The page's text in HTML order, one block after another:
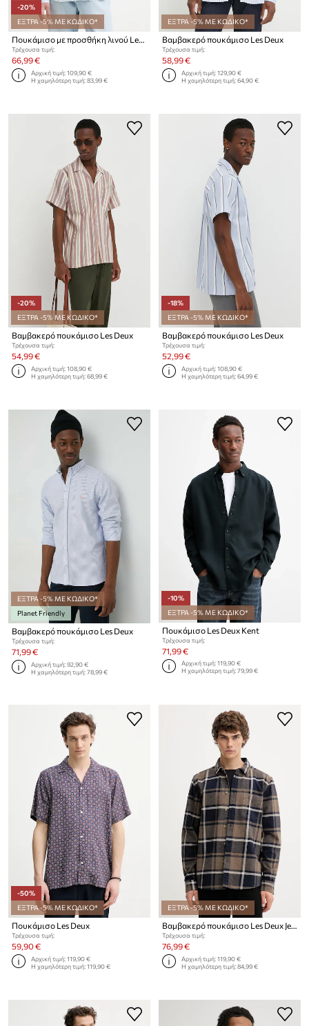
-20%
ΕΞΤΡΑ -5% ΜΕ ΚΩΔΙΚΟ*
Πουκάμισο με προσθήκη λινού Les Deux Konrad
Τρέχουσα τιμή:
66,99 €
Αρχική τιμή:109,90 €
Η χαμηλότερη τιμή:83,99 €
ΕΞΤΡΑ -5% ΜΕ ΚΩΔΙΚΟ*
Βαμβακερό πουκάμισο Les Deux
Τρέχουσα τιμή:
58,99 €
Αρχική τιμή:129,90 €
Η χαμηλότερη τιμή:64,90 €
-20%
ΕΞΤΡΑ -5% ΜΕ ΚΩΔΙΚΟ*
Βαμβακερό πουκάμισο Les Deux
Τρέχουσα τιμή:
54,99 €
Αρχική τιμή:108,90 €
Η χαμηλότερη τιμή:68,99 €
-18%
ΕΞΤΡΑ -5% ΜΕ ΚΩΔΙΚΟ*
Βαμβακερό πουκάμισο Les Deux
Τρέχουσα τιμή:
52,99 €
Αρχική τιμή:108,90 €
Η χαμηλότερη τιμή:64,99 €
ΕΞΤΡΑ -5% ΜΕ ΚΩΔΙΚΟ*
Planet Friendly
Βαμβακερό πουκάμισο Les Deux
Τρέχουσα τιμή:
71,99 €
Αρχική τιμή:92,90 €
Η χαμηλότερη τιμή:78,99 €
-10%
ΕΞΤΡΑ -5% ΜΕ ΚΩΔΙΚΟ*
Πουκάμισο Les Deux Kent
Τρέχουσα τιμή:
71,99 €
Αρχική τιμή:119,90 €
Η χαμηλότερη τιμή:79,99 €
-50%
ΕΞΤΡΑ -5% ΜΕ ΚΩΔΙΚΟ*
Πουκάμισο Les Deux
Τρέχουσα τιμή:
59,90 €
Αρχική τιμή:119,90 €
Η χαμηλότερη τιμή:119,90 €
ΕΞΤΡΑ -5% ΜΕ ΚΩΔΙΚΟ*
Βαμβακερό πουκάμισο Les Deux Jeremy
Τρέχουσα τιμή:
76,99 €
Αρχική τιμή:119,90 €
Η χαμηλότερη τιμή:84,99 €